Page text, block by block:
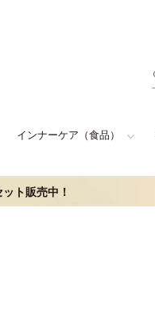
インナーケア（食品）
ト販売中！